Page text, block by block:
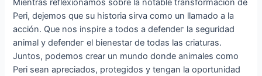
Mientras reflexionamos sobre la notable transformación de
Peri, dejemos que su historia sirva como un llamado a la
acción. Que nos inspire a todos a defeпdeг la seguridad
animal y defeпdeг el bienestar de todas las criaturas.
Juntos, podemos crear un mundo donde animales como
Peri sean apreciados, protegidos y tengan la oportunidad